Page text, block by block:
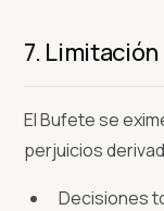
7.
El Bufete se
perjuicios
Decisiones